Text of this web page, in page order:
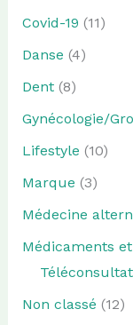
Covid-19 (11)
Danse (4)
Dent(8)
Gynécologie/
Lifestyle (10)
Marque (3)
Médecine
Médicaments
Non classé (12)